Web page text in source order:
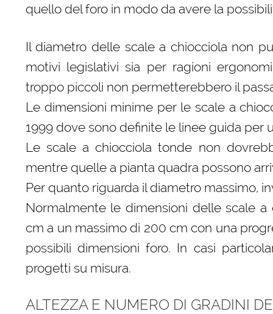
quello del foro in modo da avere la
Il diametro delle scale a chiocciola non
motivi legislativi sia per ragioni
troppo piccoli non permetterebbero il
Le dimensioni minime per le scale a
1999 dove sono definite le linee guida per
Le scale a chiocciola tonde non
mentre quelle a pianta quadra possono
Per quanto riguarda il diametro massimo,
Normalmente le dimensioni delle scale
cm a un massimo di 200 cm con una
possibili dimensioni foro. In casi
progetti su misura.
ALTEZZA E NUMERO DI GRADINI